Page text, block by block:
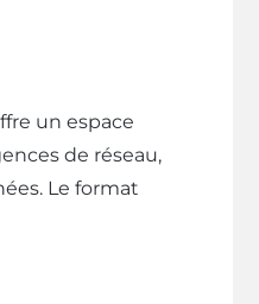
un espace
de réseau,
Le format